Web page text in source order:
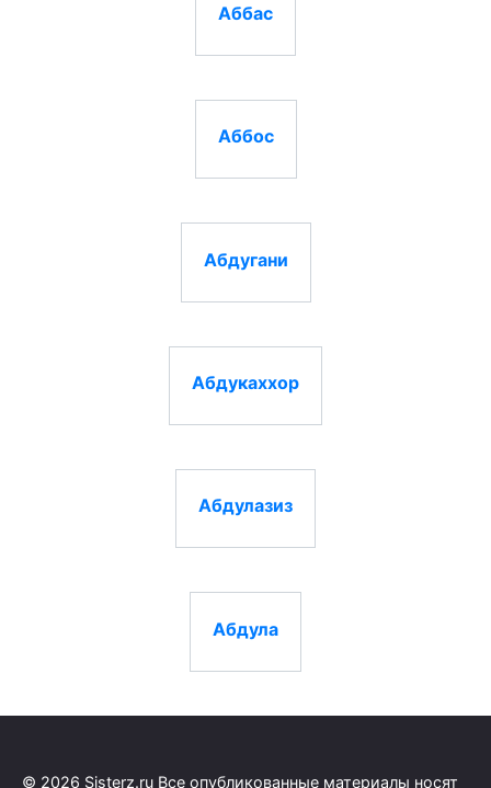
Аббас
Аббос
Абдугани
Абдукаххор
Абдулазиз
Абдула
© 2026 Sisterz.ru Все опубликованные материалы носят